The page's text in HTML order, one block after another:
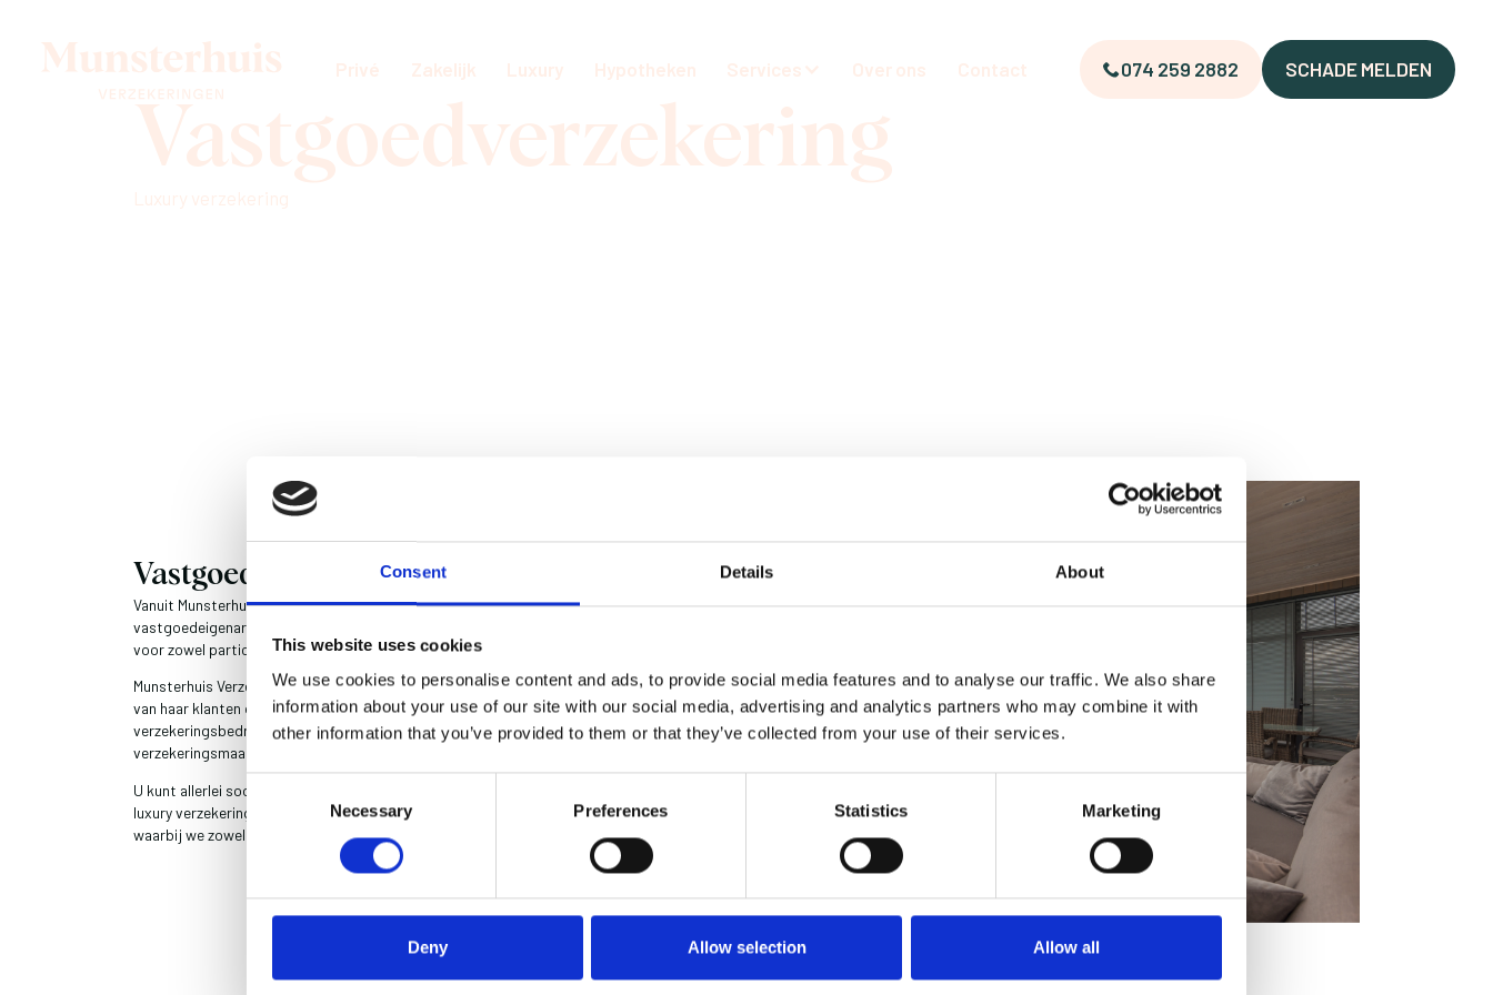
Consent Details About
This website uses cookies
We use cookies to personalise content and ads, to provide social media features and to analyse our traffic. We also share
information about your use of our site with our social media, advertising and analytics partners who may combine it with
other information that you’ve provided to them or that they’ve collected from your use of their services.
Consent
Selection
Necessary Preferences Statistics Marketing
Deny Allow selection Allow all
Privé Zakelijk Luxury Hypotheken Services Over ons Contact 074 259 2882 SCHADE MELDEN
Vastgoedverzekering
Luxury verzekering
Vastgoedverzekering
Vanuit Munsterhuis Verzekeringen verzekeren wij het vastgoed van
vastgoedeigenaren. Ik geval van schade bent u dan verzekerd. Wij verzekeren
voor zowel particuliere als commerciële de vastgoedportefeuille.
Munsterhuis Verzekeringen in Hengelo behartigt al meer dan 50 jaar de belangen
van haar klanten op het gebied van verzekeringen. Als onafhankelijk
verzekeringsbedrijf onderzoeken wij graag voor u welke
verzekeringsmaatschappij het meest aantrekkelijke aanbod voor u heeft.
U kunt allerlei soorten verzekeringen bij ons afsluiten: van privé, zakelijk tot
luxury verzekeringen. We stellen te allen tijde uw situatie en behoeften centraal,
waarbij we zowel oog voor kwaliteit als voor een scherpe prijs hebben.